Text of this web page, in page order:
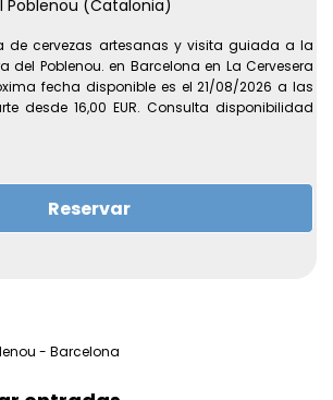
Poblenou (Catalonia)
de cervezas artesanas y visita guiada a la
del Poblenou. en Barcelona en La Cervesera
fecha disponible es el 21/08/2026 a las
desde 16,00 EUR. Consulta disponibilidad
de Ratés, 13, Barcelona
21/08/2026 a las 19:30
sobre la experiencia
cervecera completa con la Cata de
Reservar
- Barcelona